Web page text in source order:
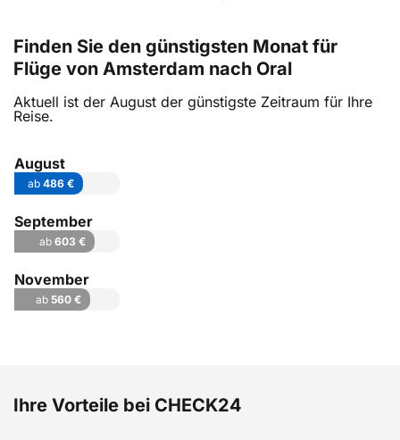
Finden Sie den günstigsten Monat für
Flüge von Amsterdam nach Oral
Aktuell ist der August der günstigste Zeitraum für Ihre
Reise.
August
ab486 €
September
ab 603 €
November
ab 560 €
Ihre Vorteile bei CHECK24